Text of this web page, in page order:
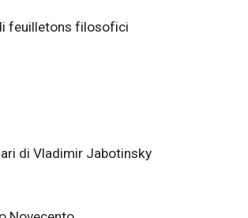
feuilletons filosofici
di Vladimir Jabotinsky